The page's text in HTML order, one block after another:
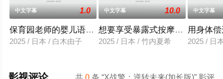
中文字幕 1.0
保育园老师的婴儿语让人超兴奋
2025 / 日本 / 白木由子
中文字幕 10.0
想要享受暴露式按摩的已婚女子
2025 / 日本 / 竹内夏希
中文字幕
用身体
2025 / 日
共0 条 “X战警：逆转未来(加长版)” 影评